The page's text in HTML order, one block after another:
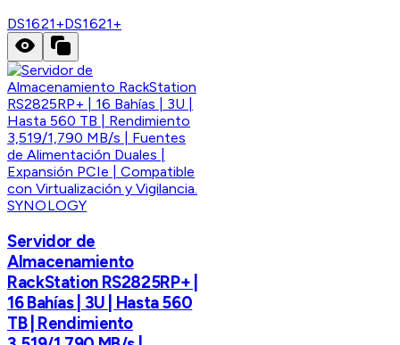
DS1621+DS1621+
SYNOLOGY
Servidor de
Almacenamiento
RackStation RS2825RP+ |
16 Bahías | 3U | Hasta 560
TB | Rendimiento